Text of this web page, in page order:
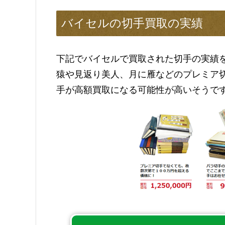
バイセルの切手買取の実績
下記でバイセルで買取された切手の実績
猿や見返り美人、月に雁などのプレミア
手が高額買取になる可能性が高いそうで